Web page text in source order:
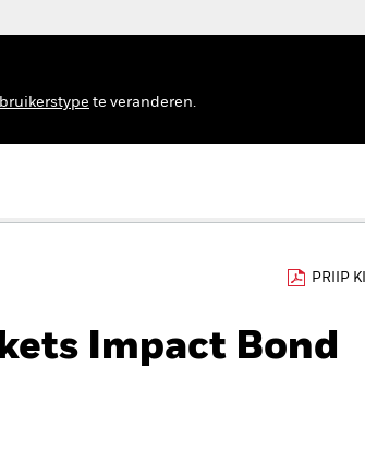
te veranderen.
PRIIP
Impact Bond